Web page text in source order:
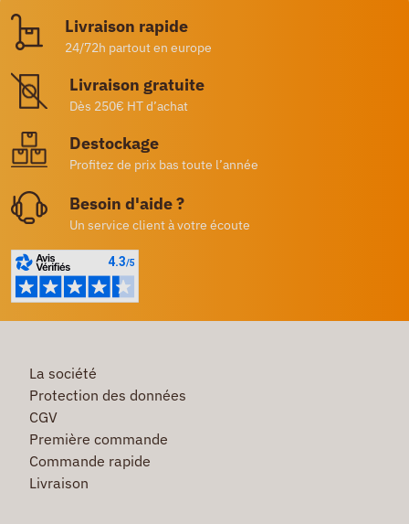
Livraison rapide
24/72h partout en europe
Livraison gratuite
Dès 250€ HT d’achat
Destockage
Profitez de prix bas toute l’année
Besoin d'aide ?
Un service client à votre écoute
La société
Protection des données
CGV
Première commande
Commande rapide
Livraison